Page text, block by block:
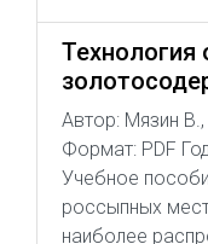
Технология
Автор: Мязин
Формат: PDF
Учебное
россыпных
наиболее